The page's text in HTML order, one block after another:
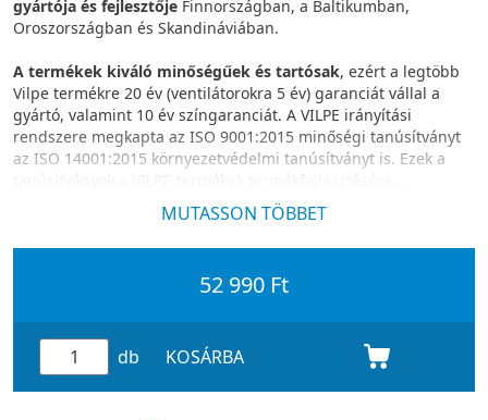
gyártója és fejlesztője Finnországban, a Baltikumban,
Oroszországban és Skandináviában.
A termékek kiváló minőségűek és tartósak, ezért a legtöbb
Vilpe termékre 20 év (ventilátorokra 5 év) garanciát vállal a
gyártó, valamint 10 év színgaranciát. A VILPE irányítási
rendszere megkapta az ISO 9001:2015 minőségi tanúsítványt
az ISO 14001:2015 környezetvédelmi tanúsítványt is. Ezek a
gyártására és értékesítésére vonatkoznak.
MUTASSON TÖBBET
52 990 Ft
db KOSÁRBA